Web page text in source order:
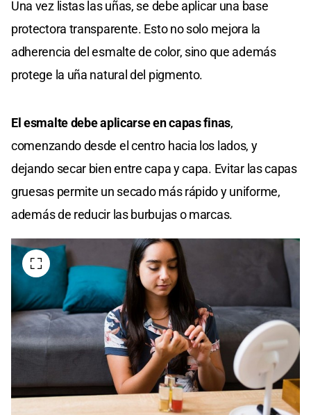
Una vez listas las uñas, se debe aplicar una base
protectora transparente. Esto no solo mejora la
adherencia del esmalte de color, sino que además
protege la uña natural del pigmento.
El esmalte debe aplicarse en capas finas,
comenzando desde el centro hacia los lados, y
dejando secar bien entre capa y capa. Evitar las capas
gruesas permite un secado más rápido y uniforme,
además de reducir las burbujas o marcas.